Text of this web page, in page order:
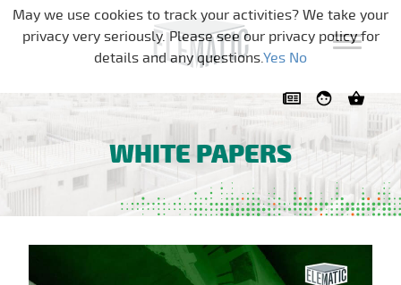
Pular a navegação
WHITE PAPERS
May we use cookies to track your activities? We take your
privacy very seriously. Please see our privacy policy for
details and any questions.Yes No